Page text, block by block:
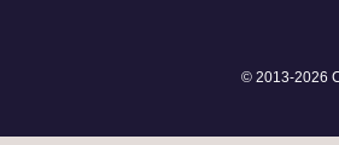
© 2013-2026